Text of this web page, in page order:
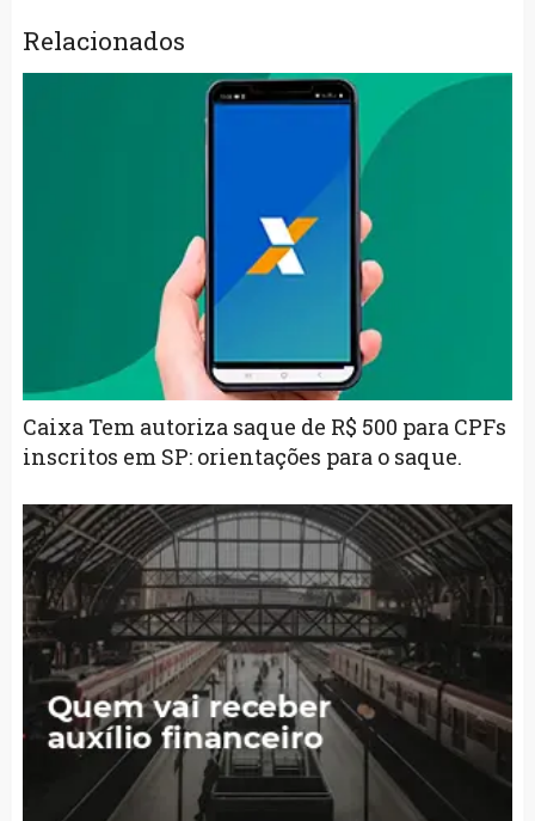
Relacionados
Caixa Tem autoriza saque de R$ 500 para CPFs
inscritos em SP: orientações para o saque.